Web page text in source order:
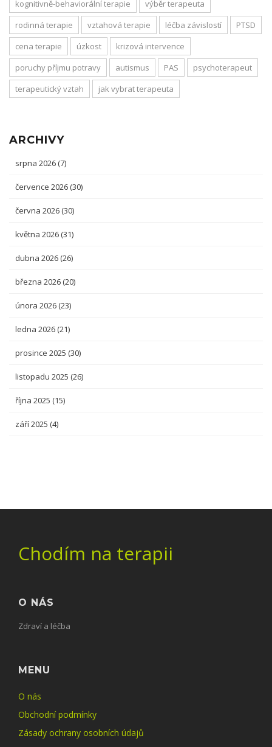
kognitivně-behaviorální terapie
výběr terapeuta
rodinná terapie
vztahová terapie léčba závislostí
PTSD
cena terapie
úzkost
krizová intervence
poruchy příjmu potravy
autismus PAS
psychoterapeut
terapeutický vztah
jak vybrat terapeuta
ARCHIVY
srpna 2026 (7)
července 2026 (30)
června 2026 (30)
května 2026 (31)
dubna 2026 (26)
března 2026 (20)
února 2026 (23)
ledna 2026 (21)
prosince 2025 (30)
listopadu 2025 (26)
října 2025 (15)
září 2025 (4)
Chodím na terapii
O NÁS
Zdraví a léčba
MENU
O nás
Obchodní podmínky
Zásady ochrany osobních údajů